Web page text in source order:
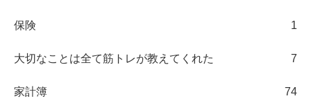
保険 1
大切なことは全て筋トレが教えてくれた 7
家計簿 74